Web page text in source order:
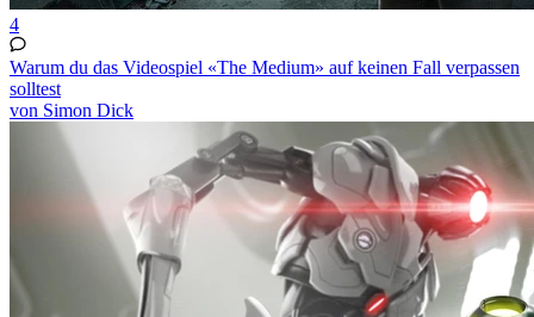
4
Warum du das Videospiel «The Medium» auf keinen Fall verpassen
solltest
von Simon Dick